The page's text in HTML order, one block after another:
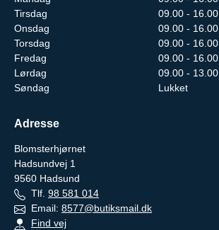
Tirsdag
09.00 - 16.00
Onsdag
09.00 - 16.00
Torsdag
09.00 - 16.00
Fredag
09.00 - 16.00
Lørdag
09.00 - 13.00
Søndag
Lukket
Adresse
Blomsterhjørnet
Hadsundvej 1
9560 Hadsund
Tlf. 98 581 014
Email: 8577@butiksmail.dk
Find vej